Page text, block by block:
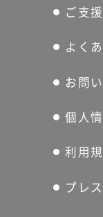
ご支
よく
お問
個人
利用
プレ